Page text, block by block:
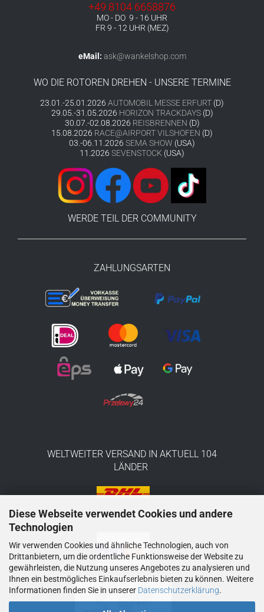
Diese Webseite verwendet Cookies und andere
Technologien
Wir verwenden Cookies und ähnliche Technologien, auch von
Drittanbietern, um die ordentliche Funktionsweise der Website zu
gewährleisten, die Nutzung unseres Angebotes zu analysieren und
Ihnen ein bestmögliches Einkaufserlebnis bieten zu können. Weitere
Informationen finden Sie in unserer Datenschutzerklärung.
+49 8104 6658876
MO - DO 9 - 16 UHR
FR 9 - 12 UHR (MEZ)
eMail: ask@wankelshop.com
WO DIE ROTOREN DREHEN - UNSERE TERMINE
23.01.-25.01.2026 AUTOMOBIL MESSE ERFURT (D)
29.05.-31.05.2026 HORIZON TRACKDAYS(D)
30.07.-02.08.2026 REISBRENNEN (D)
15.08.2026 RACE@AIRPORT VILSHOFEN (D)
03.-06.11.2026 SEMA SHOW (USA)
11.2026 SEVENSTOCK (USA)
WERDE TEIL DER COMMUNITY
ZAHLUNGSARTEN
WELTWEITER VERSAND IN AKTUELL 104
LÄNDER